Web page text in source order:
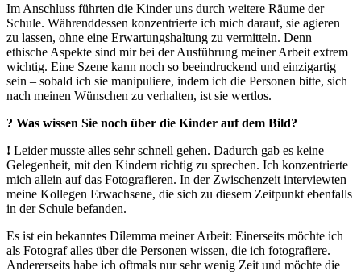
Im Anschluss führten die Kinder uns durch weitere Räume der
Schule. Währenddessen konzentrierte ich mich darauf, sie agieren
zu lassen, ohne eine Erwartungshaltung zu vermitteln. Denn
ethische Aspekte sind mir bei der Ausführung meiner Arbeit extrem
wichtig. Eine Szene kann noch so beeindruckend und einzigartig
sein – sobald ich sie manipuliere, indem ich die Personen bitte, sich
nach meinen Wünschen zu verhalten, ist sie wertlos.
? Was wissen Sie noch über die Kinder auf dem Bild?
! Leider musste alles sehr schnell gehen. Dadurch gab es keine
Gelegenheit, mit den Kindern richtig zu sprechen. Ich konzentrierte
mich allein auf das Fotografieren. In der Zwischenzeit interviewten
meine Kollegen Erwachsene, die sich zu diesem Zeitpunkt ebenfalls
in der Schule befanden.
Es ist ein bekanntes Dilemma meiner Arbeit: Einerseits möchte ich
als Fotograf alles über die Personen wissen, die ich fotografiere.
Andererseits habe ich oftmals nur sehr wenig Zeit und möchte die